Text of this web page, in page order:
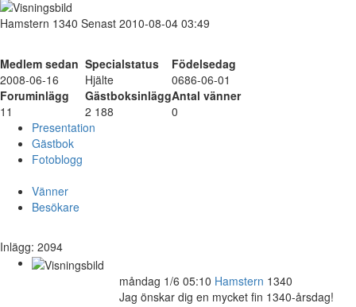
Hamstern 1340 Senast 2010-08-04 03:49
Medlem sedan Specialstatus
Födelsedag
2008-06-16
Hjälte
0686-06-01
Foruminlägg
GästboksinläggAntal vänner
11
2 188
0
Presentation
Gästbok
Fotoblogg
Vänner
Besökare
Inlägg: 2094
måndag 1/6 05:10 Hamstern 1340
Jag önskar dig en mycket fin 1340-årsdag!